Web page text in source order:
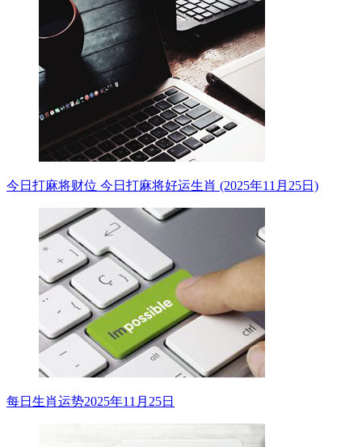
今日打麻将财位 今日打麻将好运生肖 (2025年11月25日)
每日生肖运势2025年11月25日